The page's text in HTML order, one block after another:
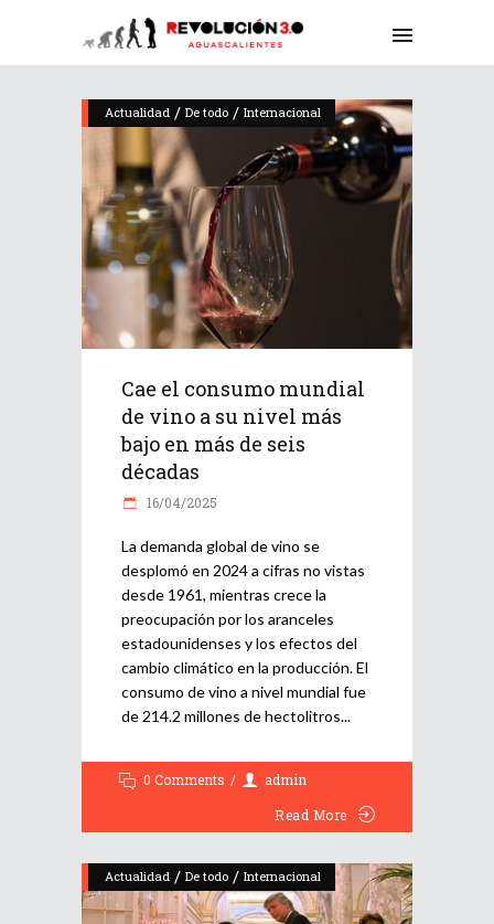
Actualidad / De todo / Internacional
Cae el consumo mundial
de vino a su nivel más
bajo en más de seis
décadas
16/04/2025
La demanda global de vino se
desplomó en 2024 a cifras no vistas
desde 1961, mientras crece la
preocupación por los aranceles
estadounidenses y los efectos del
cambio climático en la producción. El
consumo de vino a nivel mundial fue
de 214.2 millones de hectolitros
0 Comments
admin
Read More
Actualidad / De todo / Internacional